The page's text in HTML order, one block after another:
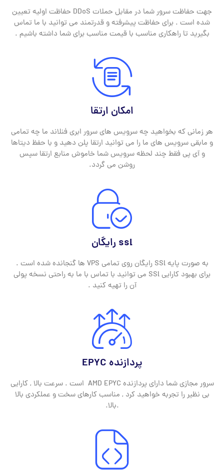
جهت حفاظت سرور شما در مقابل حملات DDoS حفاظت اولیه تعیین
شده است . برای حفاظت پیشرفته و قدرتمند می توانید با ما تماس
بگیرید تا راهکاری مناسب با قیمت مناسب برای شما داشته باشیم .
امکان ارتقا
هر زمانی که بخواهید چه سرویس های سرور ابری فنلاند ما چه تمامی
و مابقی سرویس های ما را می توانید ارتقا پلن دهید و با حفظ دیتاها
و آی پی فقط چند لحظه سرویس شما خاموش منابع ارتقا سپس
روشن می گردد.
ssl رایگان
به صورت پایه SSl رایگان روی تمامی VPS ها گنجانده شده است .
برای بهبود کارایی SSl می توانید با تماس با ما به راحتی نسخه پولی
آن را تهیه کنید .
پردازنده EPYC
سرور مجازی شما دارای پردازنده AMD EPYC است . سرعت بالا , کارایی
بی نظیر را تجربه خواهید کرد , مناسب کارهای سخت و عملکردی بالا
.بالا.